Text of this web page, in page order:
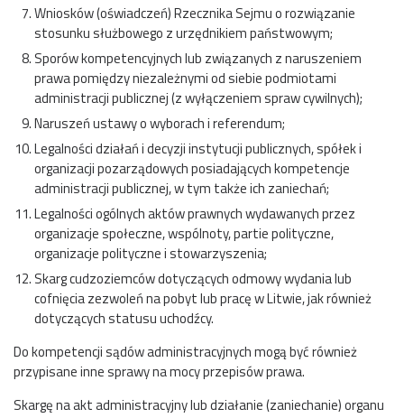
Wniosków (oświadczeń) Rzecznika Sejmu o rozwiązanie
stosunku służbowego z urzędnikiem państwowym;
Sporów kompetencyjnych lub związanych z naruszeniem
prawa pomiędzy niezależnymi od siebie podmiotami
administracji publicznej (z wyłączeniem spraw cywilnych);
Naruszeń ustawy o wyborach i referendum;
Legalności działań i decyzji instytucji publicznych, spółek i
organizacji pozarządowych posiadających kompetencje
administracji publicznej, w tym także ich zaniechań;
Legalności ogólnych aktów prawnych wydawanych przez
organizacje społeczne, wspólnoty, partie polityczne,
organizacje polityczne i stowarzyszenia;
Skarg cudzoziemców dotyczących odmowy wydania lub
cofnięcia zezwoleń na pobyt lub pracę w Litwie, jak również
dotyczących statusu uchodźcy.
Do kompetencji sądów administracyjnych mogą być również
przypisane inne sprawy na mocy przepisów prawa.
Skargę na akt administracyjny lub działanie (zaniechanie) organu